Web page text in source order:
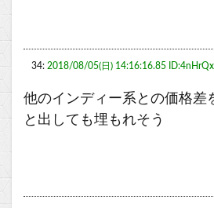
34: 2018/08/05(日) 14:16:16.85
他のインディー系との価格差
と出しても埋もれそう